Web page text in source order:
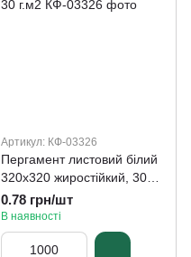
Артикул: КФ-03326
Пергамент листовий білий
320х320 жиростійкий, 30
г.м2
0.78 грн/шт
В наявності